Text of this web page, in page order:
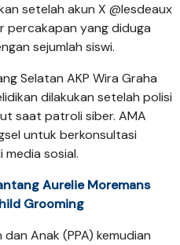
setelah akun X @lesdeaux
percakapan yang diduga
sejumlah siswi.
Selatan AKP Wira Graha
dilakukan setelah polisi
saat patroli siber. AMA
untuk berkonsultasi
sosial.
Aurelie Moremans
Grooming
Anak (PPA) kemudian